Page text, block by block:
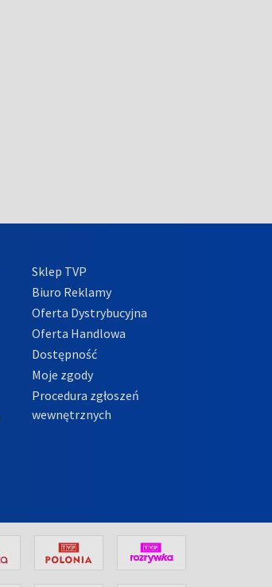
Sklep TVP
Biuro Reklamy
Oferta Dystrybucyjna
Oferta Handlowa
Dostępność
Moje zgody
Procedura zgłoszeń
wewnętrznych